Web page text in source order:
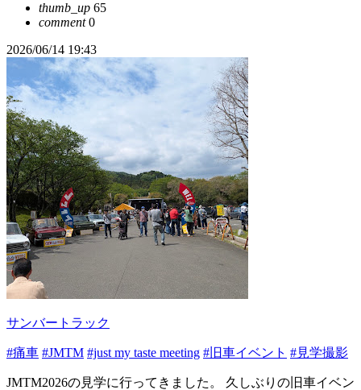
thumb_up 65
comment0
2026/06/14 19:43
サンバートラック
#痛車 #JMTM #just my taste meeting #旧車イベント #見学撮影
JMTM2026の見学に行ってきました。 久しぶりの旧車イベン